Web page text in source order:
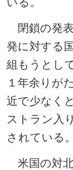
閉鎖の発
発に対する
組もうとし
１年余りが
近で少なく
ストラン入
されている。
米国の対